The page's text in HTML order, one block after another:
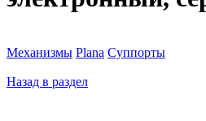
Механизмы Plana Суппорты
Назад в раздел